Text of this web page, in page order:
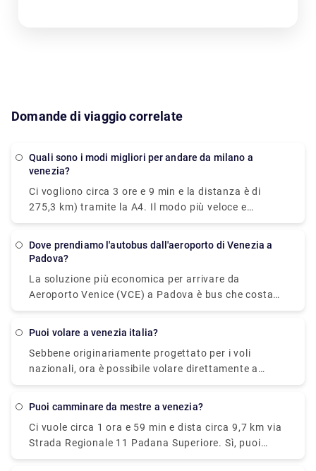
Domande di viaggio correlate
Quali sono i modi migliori per andare da milano a
venezia?
Ci vogliono circa 3 ore e 9 min e la distanza è di
275,3 km) tramite la A4. Il modo più veloce e
comodo per viaggiare da Venezia a Milano è
treno moderno e lussuoso ti porterà a destinazione
a Venezia in sole tre ore, ma se hai fretta potresti
anche prendere il treno. Con un'auto, il viaggio
per tutti i giorni che puoi permetterti per un viaggio
indimenticabile attraverso il Nord Italia.
Dove prendiamo l'autobus dall'aeroporto di Venezia a
Padova?
La soluzione più economica per arrivare da
Aeroporto Venice (VCE) a Padova è bus che costa
€6 - €8 e impiega 1h 25min.La soluzione più rapida
Puoi volare a venezia italia?
Sebbene originariamente progettato per i voli
nazionali, ora è possibile volare direttamente a
Venezia dalla maggior parte delle principali città
terminal senza dover camminare per miglia. I
viaggiatori che desiderano prenotare un volo per
Venezia hanno due principali opzioni per
Puoi camminare da mestre a venezia?
Ci vuole circa 1 ora e 59 min e dista circa 9,7 km via
Strada Regionale 11 Padana Superiore. Sì, puoi
correre, o camminare, da Mestre a Venezia. Dista